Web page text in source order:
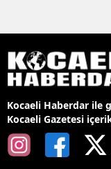
Kocaeli Haberdar ile
Kocaeli Gazetesi